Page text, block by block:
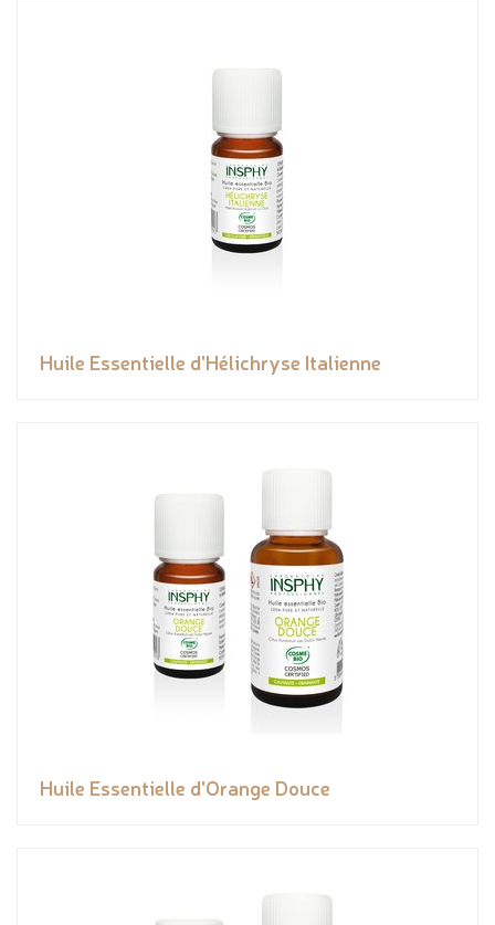
Huile Essentielle d'Hélichryse Italienne
Huile Essentielle d'Orange Douce